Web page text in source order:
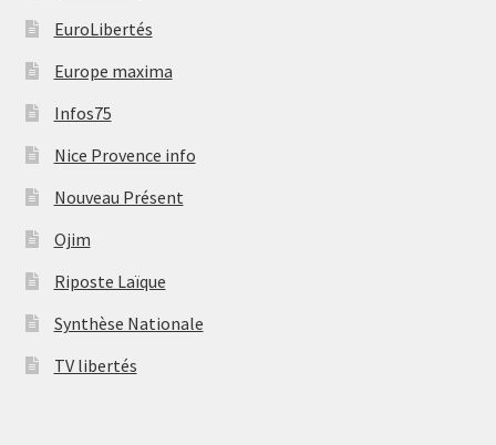
EuroLibertés
Europe maxima
Infos75
Nice Provence info
Nouveau Présent
Ojim
Riposte Laïque
Synthèse Nationale
TV libertés